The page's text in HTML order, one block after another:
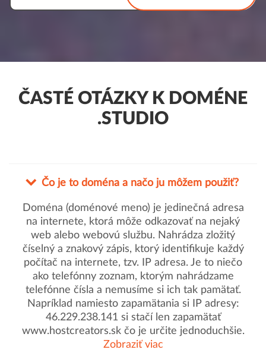
ČASTÉ OTÁZKY K DOMÉNE
.STUDIO
Čo je to doména a načo ju môžem použiť?
Doména (doménové meno) je jedinečná adresa
na internete, ktorá môže odkazovať na nejaký
web alebo webovú službu. Nahrádza zložitý
číselný a znakový zápis, ktorý identifikuje každý
počítač na internete, tzv. IP adresa. Je to niečo
ako telefónny zoznam, ktorým nahrádzame
telefónne čísla a nemusíme si ich tak pamätať.
Napríklad namiesto zapamätania si IP adresy:
46.229.238.141 si stačí len zapamätať
www.hostcreators.sk čo je určite jednoduchšie.
Zobraziť viac